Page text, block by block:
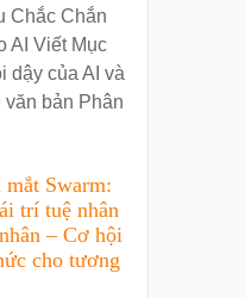
Chắc Chắn
AI Viết Mục
dậy của AI và
bản Phân
Swarm:
trí tuệ nhân
– Cơ hội
cho tương